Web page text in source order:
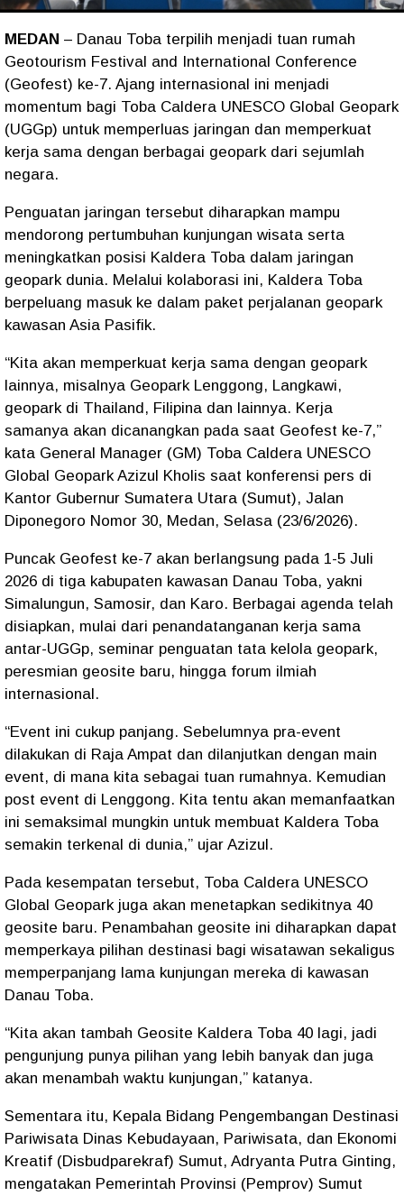
MEDAN – Danau Toba terpilih menjadi tuan rumah
Geotourism Festival and International Conference
(Geofest) ke-7. Ajang internasional ini menjadi
momentum bagi Toba Caldera UNESCO Global Geopark
(UGGp) untuk memperluas jaringan dan memperkuat
kerja sama dengan berbagai geopark dari sejumlah
negara.
Penguatan jaringan tersebut diharapkan mampu
mendorong pertumbuhan kunjungan wisata serta
meningkatkan posisi Kaldera Toba dalam jaringan
geopark dunia. Melalui kolaborasi ini, Kaldera Toba
berpeluang masuk ke dalam paket perjalanan geopark
kawasan Asia Pasifik.
“Kita akan memperkuat kerja sama dengan geopark
lainnya, misalnya Geopark Lenggong, Langkawi,
geopark di Thailand, Filipina dan lainnya. Kerja
samanya akan dicanangkan pada saat Geofest ke-7,”
kata General Manager (GM) Toba Caldera UNESCO
Global Geopark Azizul Kholis saat konferensi pers di
Kantor Gubernur Sumatera Utara (Sumut), Jalan
Diponegoro Nomor 30, Medan, Selasa (23/6/2026).
Puncak Geofest ke-7 akan berlangsung pada 1-5 Juli
2026 di tiga kabupaten kawasan Danau Toba, yakni
Simalungun, Samosir, dan Karo. Berbagai agenda telah
disiapkan, mulai dari penandatanganan kerja sama
antar-UGGp, seminar penguatan tata kelola geopark,
peresmian geosite baru, hingga forum ilmiah
internasional.
“Event ini cukup panjang. Sebelumnya pra-event
dilakukan di Raja Ampat dan dilanjutkan dengan main
event, di mana kita sebagai tuan rumahnya. Kemudian
post event di Lenggong. Kita tentu akan memanfaatkan
ini semaksimal mungkin untuk membuat Kaldera Toba
semakin terkenal di dunia,” ujar Azizul.
Pada kesempatan tersebut, Toba Caldera UNESCO
Global Geopark juga akan menetapkan sedikitnya 40
geosite baru. Penambahan geosite ini diharapkan dapat
memperkaya pilihan destinasi bagi wisatawan sekaligus
memperpanjang lama kunjungan mereka di kawasan
Danau Toba.
“Kita akan tambah Geosite Kaldera Toba 40 lagi, jadi
pengunjung punya pilihan yang lebih banyak dan juga
akan menambah waktu kunjungan,” katanya.
Sementara itu, Kepala Bidang Pengembangan Destinasi
Pariwisata Dinas Kebudayaan, Pariwisata, dan Ekonomi
Kreatif (Disbudparekraf) Sumut, Adryanta Putra Ginting,
mengatakan Pemerintah Provinsi (Pemprov) Sumut